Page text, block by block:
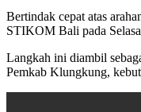
Bertindak cepat atas
STIKOM Bali pada
Langkah ini diambil
Pemkab Klungkung,